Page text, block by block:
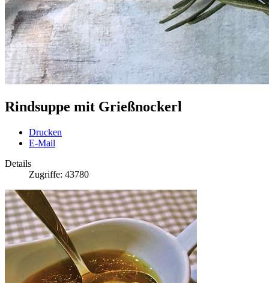
Rindsuppe mit Grießnockerl
Drucken
E-Mail
Details
Zugriffe: 43780